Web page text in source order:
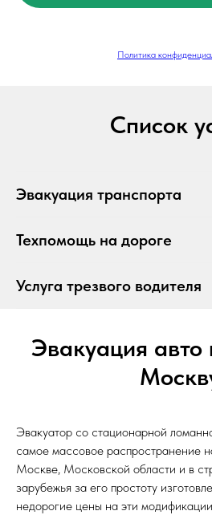
Политика
Список
Эвакуация транспорта
Техпомощь на дороге
Услуга трезвого водителя
Эвакуация
Эвакуатор со стационарной
самое массовое распространение
Москве, Московской области и в
зарубежья за его простоту
недорогие цены на эти